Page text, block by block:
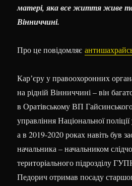
матері, яка все життя живе
Вінниччині.
Про це повідомляє
Карʼєру у правоохоронних
на рідній Вінниччині – він
в Оратівському ВП
управління Національної
а в 2019-2020 роках навіть був
начальника – начальником
територіального підрозділу
Педорич отримав посаду